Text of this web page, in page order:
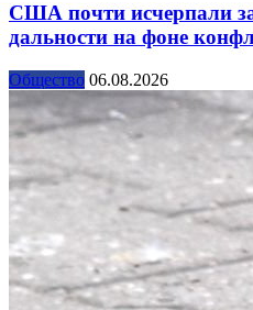
США почти исчерпали
дальности на фоне
Общество 06.08.2026